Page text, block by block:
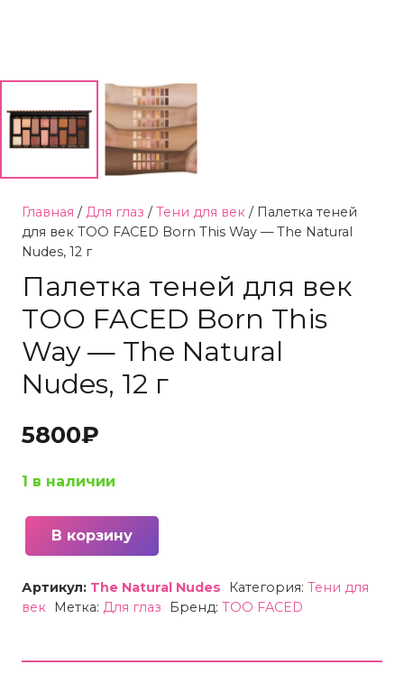
Главная / Для глаз /Тени для век / Палетка теней
для век TOO FACED Born This Way — The Natural
Nudes, 12 г
Палетка теней для век
TOO FACED Born This
Way — The Natural
Nudes, 12 г
5800₽
1 в наличии
Количество
Палетка
В корзину
Артикул: The Natural Nudes Категория: Тени для
век
Метка: Для глаз Бренд: TOO FACED